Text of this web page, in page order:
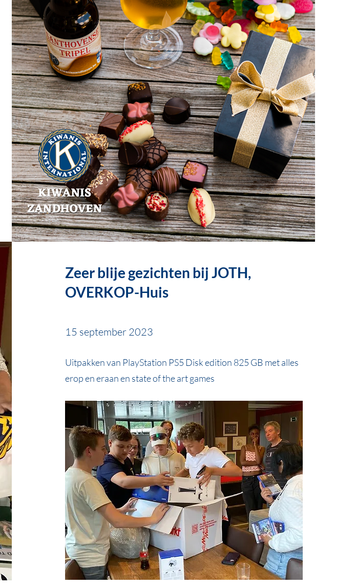
Zeer blije gezichten bij JOTH,
OVERKOP-Huis
15 september 2023
Uitpakken van PlayStation PS5 Disk edition 825 GB met alles
erop en eraan en state of the art games